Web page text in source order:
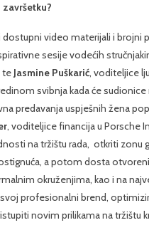
video materijali i brojni
sesije vodećih
te Jasmine Puškarić, voditeljice
svibnja kada će
predavanja uspješnih žena
, voditeljice financija u Porsche
na tržištu rada, otkriti zonu
a potom dosta
okruženjima, kao i na
profesionalni brend,
novim prilikama na tržištu